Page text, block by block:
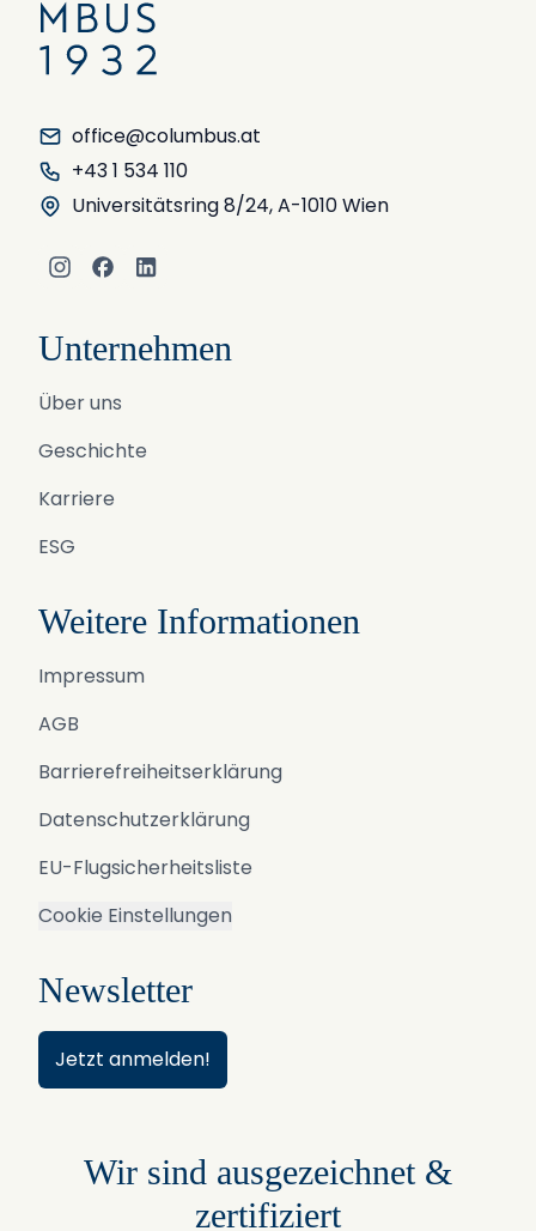
office@columbus.at
+43 1 534 110
Universitätsring 8/24, A-1010 Wien
Instagram
Facebook
LinkedIn
Unternehmen
Über uns
Geschichte
Karriere
ESG
Weitere Informationen
Impressum
AGB
Barrierefreiheitserklärung
Datenschutzerklärung
EU-Flugsicherheitsliste
Cookie Einstellungen
Newsletter
Jetzt anmelden!
Wir sind ausgezeichnet &
zertifiziert